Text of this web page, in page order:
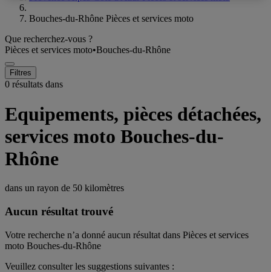
Bouches-du-Rhône Pièces et services moto
Que recherchez-vous ?
Pièces et services moto•Bouches-du-Rhône
Filtres
0 résultats dans
Equipements, pièces détachées,
services moto Bouches-du-
Rhône
dans un rayon de 50 kilomètres
Aucun résultat trouvé
Votre recherche n’a donné aucun résultat dans Pièces et services
moto Bouches-du-Rhône
Veuillez consulter les suggestions suivantes :